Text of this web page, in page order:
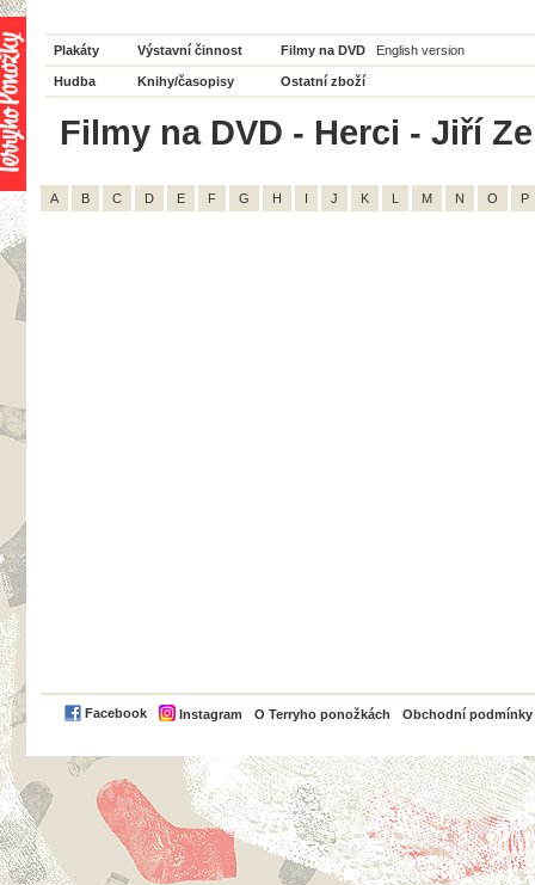
Plakáty Výstavní činnost Filmy na DVD English version
Hudba Knihy/časopisy Ostatní zboží
Filmy na DVD - Herci - Jiří
A B C D E F G H I J K L M N O P
Facebook Instagram O Terryho ponožkách Obchodní podmínky
PayPal